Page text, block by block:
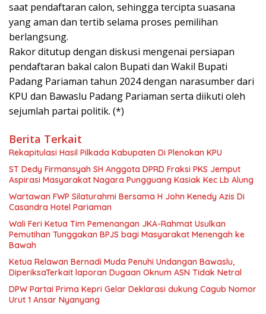
saat pendaftaran calon, sehingga tercipta suasana
yang aman dan tertib selama proses pemilihan
berlangsung.
Rakor ditutup dengan diskusi mengenai persiapan
pendaftaran bakal calon Bupati dan Wakil Bupati
Padang Pariaman tahun 2024 dengan narasumber dari
KPU dan Bawaslu Padang Pariaman serta diikuti oleh
sejumlah partai politik. (*)
Berita Terkait
Rekapitulasi Hasil Pilkada Kabupaten Di Plenokan KPU
ST Dedy Firmansyah SH Anggota DPRD Fraksi PKS Jemput
Aspirasi Masyarakat Nagara Pungguang Kasiak Kec Lb Alung
Wartawan FWP Silaturahmi Bersama H John Kenedy Azis Di
Casandra Hotel Pariaman
Wali Feri Ketua Tim Pemenangan JKA-Rahmat Usulkan
Pemutihan Tunggakan BPJS bagi Masyarakat Menengah ke
Bawah
Ketua Relawan Bernadi Muda Penuhi Undangan Bawaslu,
DiperiksaTerkait laporan Dugaan Oknum ASN Tidak Netral
DPW Partai Prima Kepri Gelar Deklarasi dukung Cagub Nomor
Urut 1 Ansar Nyanyang